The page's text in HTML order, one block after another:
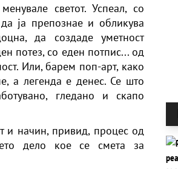
светот. Успеал, со
ја препознае и обликува
да создаде уметност
потез, со еден потпис... од
Или, барем поп-арт, како
а легенда е денес. Се што
гледано и скапо
и начин, привид, процес од
дело кое се смета за